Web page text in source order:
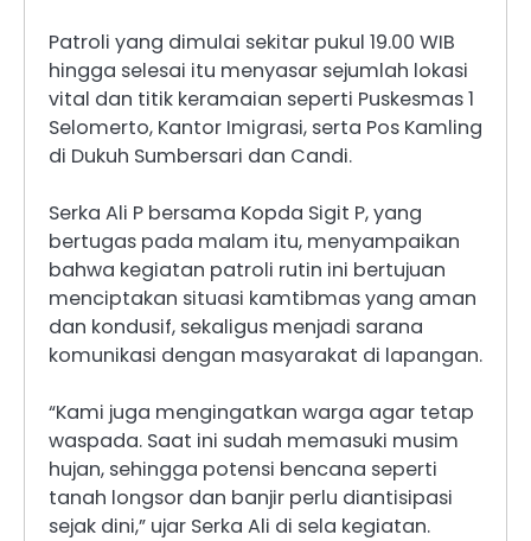
Patroli yang dimulai sekitar pukul 19.00 WIB
hingga selesai itu menyasar sejumlah lokasi
vital dan titik keramaian seperti Puskesmas 1
Selomerto, Kantor Imigrasi, serta Pos Kamling
di Dukuh Sumbersari dan Candi.
Serka Ali P bersama Kopda Sigit P, yang
bertugas pada malam itu, menyampaikan
bahwa kegiatan patroli rutin ini bertujuan
menciptakan situasi kamtibmas yang aman
dan kondusif, sekaligus menjadi sarana
komunikasi dengan masyarakat di lapangan.
“Kami juga mengingatkan warga agar tetap
waspada. Saat ini sudah memasuki musim
hujan, sehingga potensi bencana seperti
tanah longsor dan banjir perlu diantisipasi
sejak dini,” ujar Serka Ali di sela kegiatan.